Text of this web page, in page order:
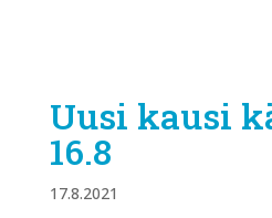
Uusi kausi
16.8
17.8.2021